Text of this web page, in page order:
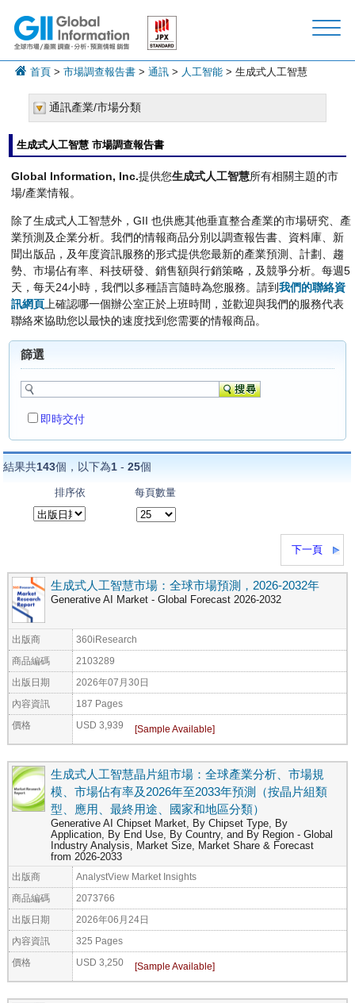
首頁 >市場調查報告書 >通訊 > 人工智能 > 生成式人工智慧
通訊產業/市場分類
生成式人工智慧 市場調查報告書
Global Information, Inc.提供您生成式人工智慧所有相關主題的市
場/產業情報。
除了生成式人工智慧外，GII 也供應其他垂直整合產業的市場研究、產
業預測及企業分析。我們的情報商品分別以調查報告書、資料庫、新
聞出版品，及年度資訊服務的形式提供您最新的產業預測、計劃、趨
勢、市場佔有率、科技研發、銷售額與行銷策略，及競爭分析。每週5
天，每天24小時，我們以多種語言隨時為您服務。請到我們的聯絡資
訊網頁 上確認哪一個辦公室正於上班時間，並歡迎與我們的服務代表
聯絡來協助您以最快的速度找到您需要的情報商品。
篩選
即時交付
結果共143個，以下為1 -25個
排序依 每頁數量
下一頁
生成式人工智慧市場：全球市場預測，2026-2032年
Generative AI Market - Global Forecast 2026-2032
出版商 360iResearch
商品編碼 2103289
出版日期 2026年07月30日
內容資訊 187 Pages
價格 USD 3,939
生成式人工智慧晶片組市場：全球產業分析、市場規
模、市場佔有率及2026年至2033年預測（按晶片組類
型、應用、最終用途、國家和地區分類）
Generative AI Chipset Market, By Chipset Type, By
Application, By End Use, By Country, and By Region - Global
Industry Analysis, Market Size, Market Share & Forecast
from 2026-2033
出版商 AnalystView Market Insights
商品編碼 2073766
出版日期 2026年06月24日
內容資訊 325 Pages
價格 USD 3,250